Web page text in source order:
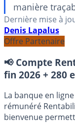
manière
Dernière mise à
Denis Lapalus
Offre Partenaire
📢 Compte
fin 2026 + 280
La banque en
rémunéré
bienvenue